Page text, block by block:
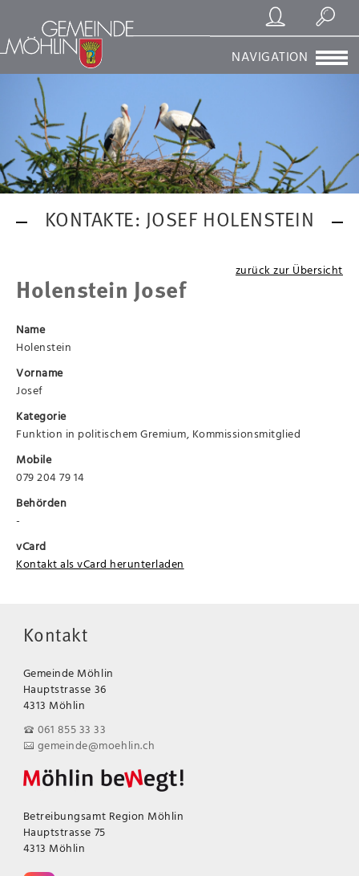
Registrierung/Login
Suchen
NAVIGATION
KONTAKTE: JOSEF HOLENSTEIN
zurück zur Übersicht
Holenstein Josef
Name
Holenstein
Vorname
Josef
Kategorie
Funktion in politischem Gremium, Kommissionsmitglied
Mobile
079 204 79 14
Behörden
-
vCard
Kontakt als vCard herunterladen
Kontakt
Gemeinde Möhlin
Hauptstrasse 36
4313 Möhlin
061 855 33 33
gemeinde@moehlin.ch
Betreibungsamt Region Möhlin
Hauptstrasse 75
4313 Möhlin